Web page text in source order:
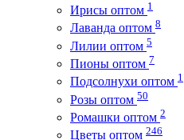
Ирисы оптом 1
Лаванда оптом 8
Лилии оптом 5
Пионы оптом 7
Подсолнухи оптом 1
Розы оптом 50
Ромашки оптом 2
Цветы оптом 246